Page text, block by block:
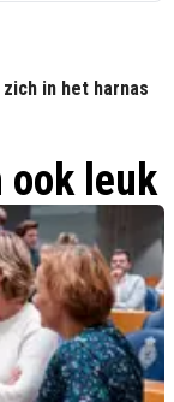
in het harnas
ook leuk